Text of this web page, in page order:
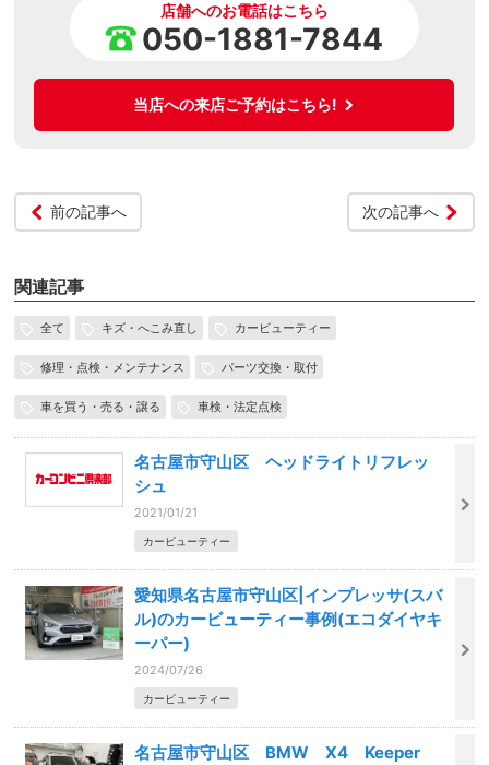
店舗へのお電話はこちら
050-1881-7844
当店への来店ご予約はこちら!
前の記事へ 次の記事へ
関連記事
全て キズ・へこみ直し カービューティー
修理・点検・メンテナンス パーツ交換・取付
車を買う・売る・譲る 車検・法定点検
名古屋市守山区 ヘッドライトリフレッ
シュ
2021/01/21
カービューティー
愛知県名古屋市守山区|インプレッサ(スバ
ル)のカービューティー事例(エコダイヤキ
ーパー)
2024/07/26
カービューティー
名古屋市守山区 BMW X4 Keeper